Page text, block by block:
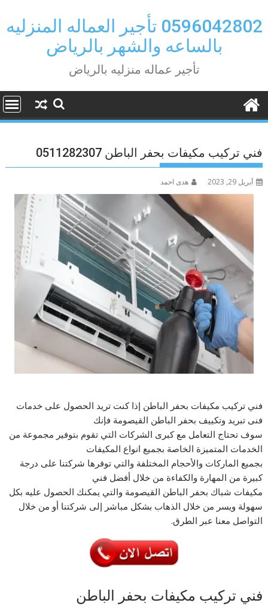
to
content
0596042802 تأجير العماله المنزليه
بالساعه والشهر بالرياض
تأجير عماله منزليه بالرياض
فني تركيب مكيفات بحفر الباطن 0511282307
أبريل 29, 2023 هدى احمد
فني تركيب مكيفات بحفر الباطن إذا كنت تريد الحصول على خدمات
فنى تبريد وتكييف بحفر الباطن القيصومة فإنك
سوف تحتاج التعامل مع كبرى الشركات التي تقوم بتوفير مجموعة من
الخدمات المتميزة الخاصة بجميع انواع المكيفات
بجميع الماركات والأحجام المختلفة والتي توفرها شركتنا على درجة
كبيرة من المهارة والكفاءة من خلال أفضل فني
مكيفات شباك بحفر الباطن القيصومة والتي يمكنك الحصول عليه بكل
سهولة ويسر من خلال الذهاب بشكل مباشر إلى شركتنا أو من خلال
التواصل معنا عبر الطرق.
فني تركيب مكيفات بحفر الباطن